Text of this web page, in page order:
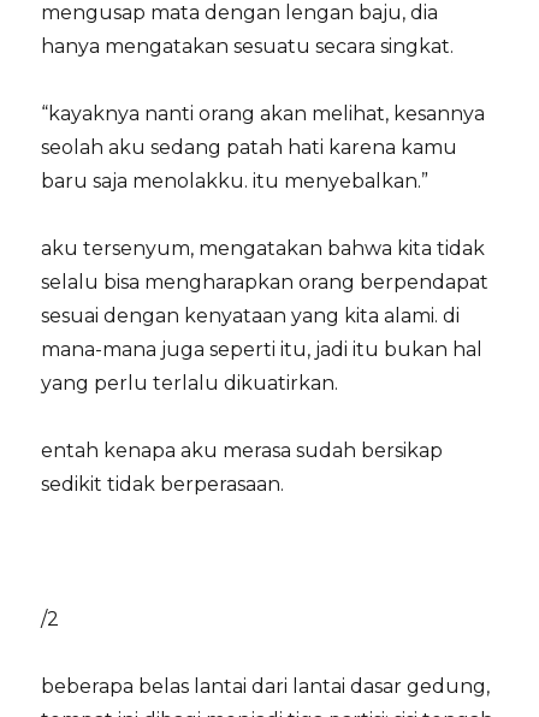
mengusap mata dengan lengan baju, dia
hanya mengatakan sesuatu secara singkat.
“kayaknya nanti orang akan melihat, kesannya
seolah aku sedang patah hati karena kamu
baru saja menolakku. itu menyebalkan.”
aku tersenyum, mengatakan bahwa kita tidak
selalu bisa mengharapkan orang berpendapat
sesuai dengan kenyataan yang kita alami. di
mana-mana juga seperti itu, jadi itu bukan hal
yang perlu terlalu dikuatirkan.
entah kenapa aku merasa sudah bersikap
sedikit tidak berperasaan.
/2
beberapa belas lantai dari lantai dasar gedung,